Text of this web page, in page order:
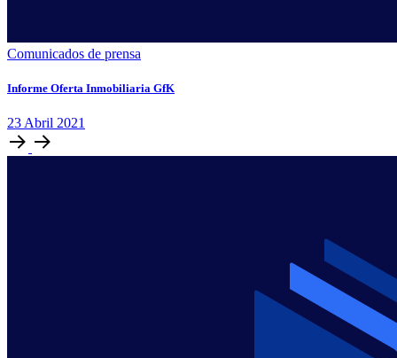
Comunicados de prensa
Informe Oferta Inmobiliaria GfK
23 Abril 2021